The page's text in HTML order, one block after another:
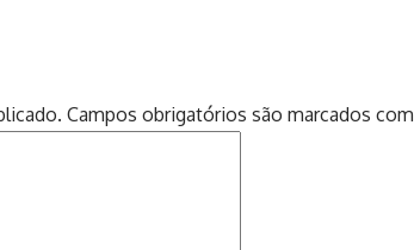
Campos obrigatórios são marcados com